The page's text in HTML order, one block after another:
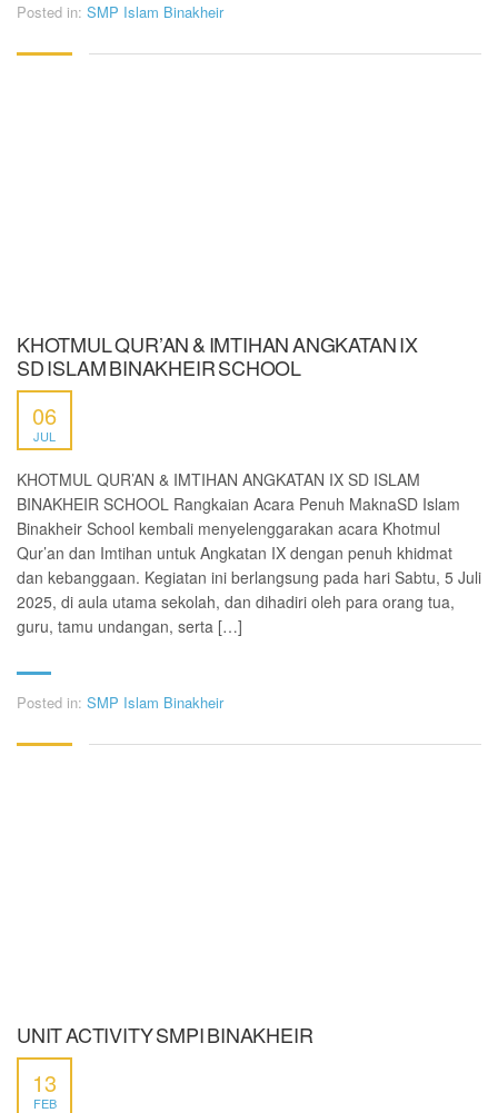
Posted in: SMP Islam Binakheir
KHOTMUL QUR’AN & IMTIHAN ANGKATAN IX
SD ISLAM BINAKHEIR SCHOOL
06
JUL
KHOTMUL QUR’AN & IMTIHAN ANGKATAN IX SD ISLAM
BINAKHEIR SCHOOL Rangkaian Acara Penuh MaknaSD Islam
Binakheir School kembali menyelenggarakan acara Khotmul
Qur’an dan Imtihan untuk Angkatan IX dengan penuh khidmat
dan kebanggaan. Kegiatan ini berlangsung pada hari Sabtu, 5 Juli
2025, di aula utama sekolah, dan dihadiri oleh para orang tua,
guru, tamu undangan, serta […]
Posted in: SMP Islam Binakheir
UNIT ACTIVITY SMPI BINAKHEIR
13
FEB